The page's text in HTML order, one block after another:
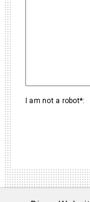
I am not a robot*: